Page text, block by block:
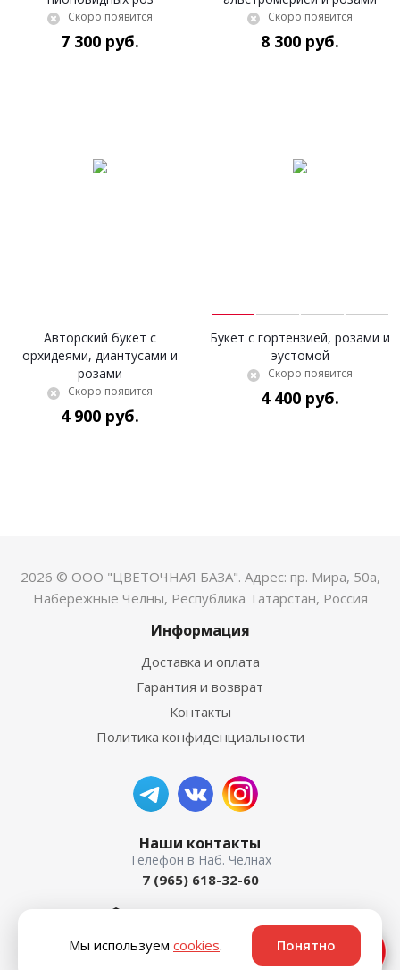
Скоро появится
7 300 руб.
Скоро появится
8 300 руб.
Авторский букет с
орхидеями, диантусами и
розами
Скоро появится
4 900 руб.
Букет с гортензией, розами и
эустомой
Скоро появится
4 400 руб.
2026 © ООО "ЦВЕТОЧНАЯ БАЗА". Адрес: пр. Мира, 50а,
Набережные Челны, Республика Татарстан, Россия
Информация
Доставка и оплата
Гарантия и возврат
Контакты
Политика конфиденциальности
Наши контакты
7 (965) 618-32-60
Ответим быстро ⚡
Мы используем cookies. Понятно